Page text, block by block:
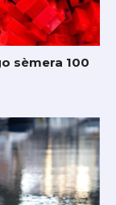
sèmera 100